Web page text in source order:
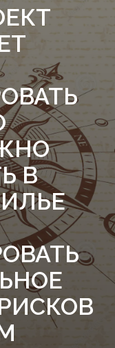
В